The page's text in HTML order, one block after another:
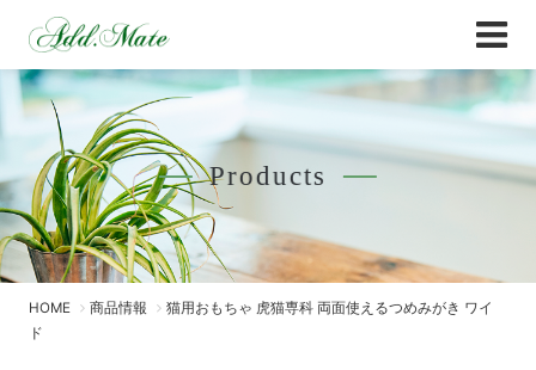
商品情報 - Add.Mate -アド・メイト オフィシ
Products
HOME 商品情報
猫用おもちゃ 虎猫専科 両面使えるつめみがき ワイ
ド